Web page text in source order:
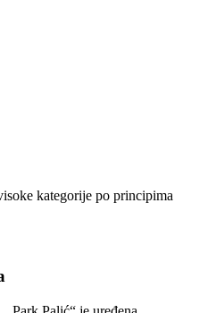
kategorije po principima